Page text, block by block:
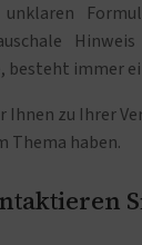
unklaren
besteht immer
Ihnen zu Ihrer
Thema haben.